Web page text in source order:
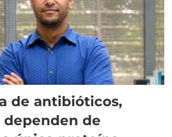
de antibióticos,
de